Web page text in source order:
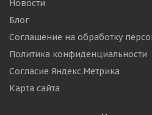
Новости
Блог
Соглашение на обработку
Политика конфиденциальности
Согласие Яндекс.Метрика
Карта сайта